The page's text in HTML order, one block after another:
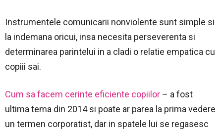
Instrumentele comunicarii nonviolente sunt simple si
la indemana oricui, insa necesita perseverenta si
determinarea parintelui in a cladi o relatie empatica cu
copiii sai.
Cum sa facem cerinte eficiente copiilor – a fost
ultima tema din 2014 si poate ar parea la prima vedere
un termen corporatist, dar in spatele lui se regasesc